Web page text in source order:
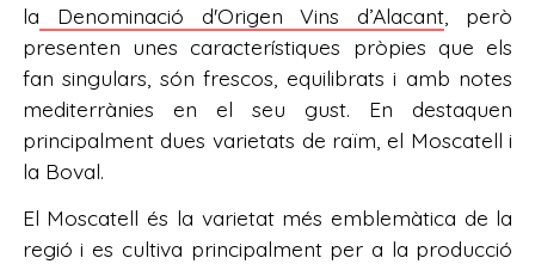
la Denominació d'Origen Vins d’Alacant , però
presenten unes característiques pròpies que els
fan singulars, són frescos, equilibrats i amb notes
mediterrànies en el seu gust. En destaquen
principalment dues varietats de raïm, el Moscatell i
la Boval.
El Moscatell és la varietat més emblemàtica de la
regió i es cultiva principalment per a la producció